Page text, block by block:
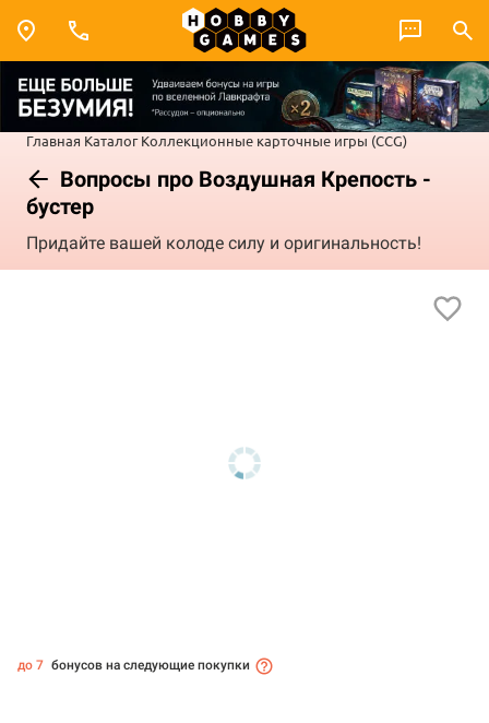
Главная Каталог Коллекционные карточные игры (CCG)
Вопросы про Воздушная Крепость -
бустер
Придайте вашей колоде силу и оригинальность!
до 7 бонусов на следующие покупки